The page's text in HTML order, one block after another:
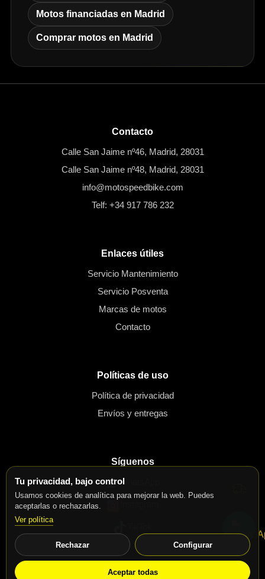
Tu privacidad, bajo control
Usamos cookies de analítica para mejorar la web. Puedes
aceptarlas o rechazarlas.
Ver política
Rechazar Configurar
Aceptar todas
Motos financiadas en Madrid
Comprar motos en Madrid
Contacto
Calle San Jaime nº46, Madrid, 28031
Calle San Jaime nº48, Madrid, 28031
info@motospeedbike.com
Telf: +34 917 786 232
Enlaces útiles
Servicio Mantenimiento
Servicio Posventa
Marcas de motos
Contacto
Políticas de uso
Política de privacidad
Envíos y entregas
Síguenos
WhatsApp
© 2026 Motos Speed Bike. Todos los derechos reservados.